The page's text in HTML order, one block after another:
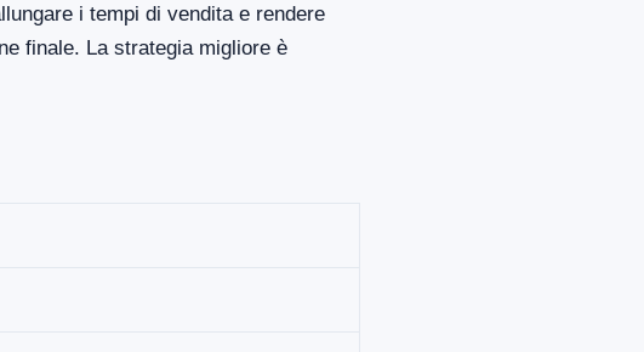
i tempi di vendita e rendere
finale. La strategia migliore è